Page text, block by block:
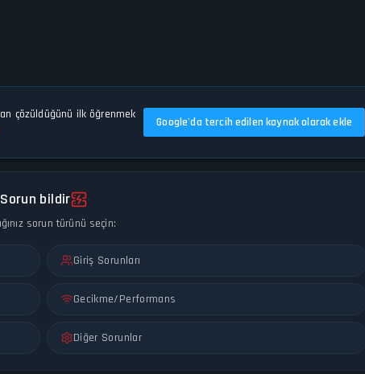
çözüldüğünü ilk öğrenmek
Google'da tercih edilen kaynak olarak ekle
Sorun bildir
sorun türünü seçin:
Giriş Sorunları
Gecikme/Performans
Diğer Sorunlar